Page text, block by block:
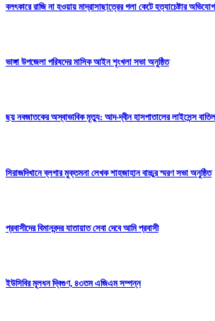
বলৎকারে রাজি না হওয়ায় মাদ্রাসাছাত্রের গলা কেটে হত্যাচেষ্টার অভিযোগ
ভাঙ্গা উপজেলা পরিষদের মাসিক আইন শৃংখলা সভা অনুষ্ঠিত
ছয় নবজাতকের অস্বাভাবিক মৃত্যু: আদ-দ্বীন হাসপাতালের লাইসেন্স বাতিল
সিরাজদিখানে ব্লগার মুক্তমনা লেখক শাহজাহান বাচ্চুর স্মরণ সভা অনুষ্ঠিত
প্রবাসীদের বিমানবন্দর যাতায়াত সেবা দেবে আমি প্রবাসী
ইউসিবির মূলধন দ্বিগুণ, ৪৩তম এজিএম সম্পন্ন